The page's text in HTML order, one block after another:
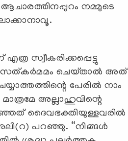
നമ്മുടെ
സ്വീകരിക്കപ്പെട്ടു
സത്കര്‍മമം ചെയ്‌താല്‍ അത്
പേരില്‍ നാം
അല്ലാഹുവിന്റെ
ദൈവഭക്തിയുള്ളവരില്‍
പറഞ്ഞു. “നിങ്ങള്‍